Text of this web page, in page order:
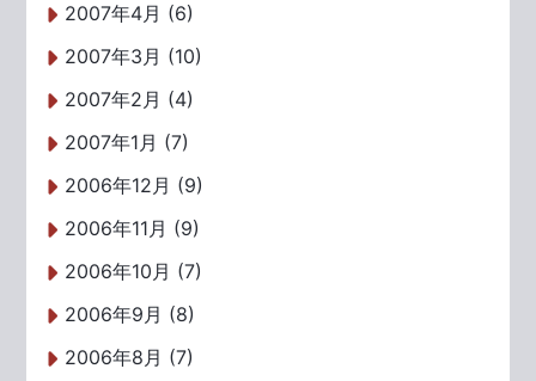
2007年4月 (6)
2007年3月 (10)
2007年2月 (4)
2007年1月 (7)
2006年12月 (9)
2006年11月 (9)
2006年10月 (7)
2006年9月 (8)
2006年8月 (7)